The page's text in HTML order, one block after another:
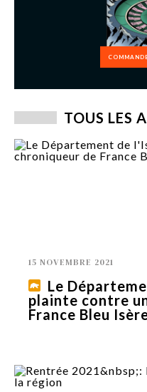
TOUS LES
15 NOVEMBRE 2021
Le
plainte contre
France Bleu